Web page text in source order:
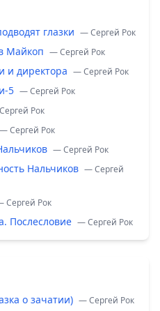
глазки — Сергей Рок
Майкоп — Сергей Рок
и директора — Сергей Рок
5 — Сергей Рок
Рок
— Сергей Рок
— Сергей Рок
Нальчиков — Сергей
Сергей Рок
Послесловие — Сергей Рок
о зачатии) — Сергей Рок